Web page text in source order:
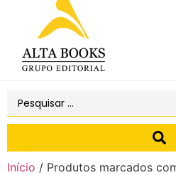
Início / Produtos marcados